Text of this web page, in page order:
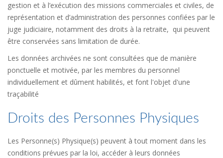
gestion et à l’exécution des missions commerciales et civiles, de
représentation et d’administration des personnes confiées par le
juge judiciaire, notamment des droits à la retraite, qui peuvent
être conservées sans limitation de durée.
Les données archivées ne sont consultées que de manière
ponctuelle et motivée, par les membres du personnel
individuellement et dûment habilités, et font l'objet d'une
traçabilité
Droits des Personnes Physiques
Les Personne(s) Physique(s) peuvent à tout moment dans les
conditions prévues par la loi, accéder à leurs données